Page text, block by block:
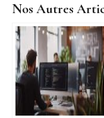
Nos Autres